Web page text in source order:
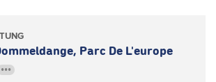
Parc De L'europe
•••